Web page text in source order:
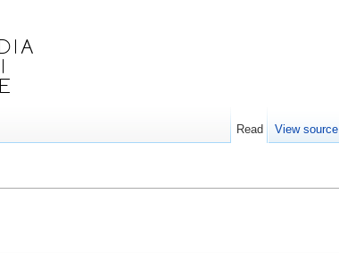
Read View source